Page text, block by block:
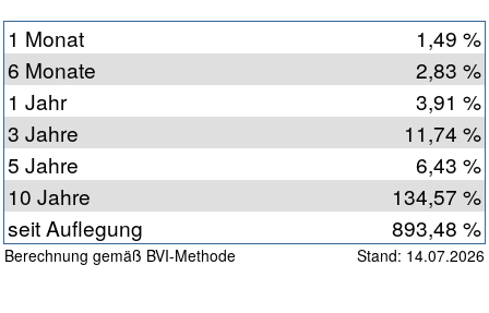
1 Monat
1,49 %
6 Monate
2,83 %
1 Jahr
3,91 %
3 Jahre
11,74 %
5 Jahre
6,43 %
10 Jahre
134,57 %
seit Auflegung
893,48 %
Berechnung gemäß BVI-Methode Stand: 14.07.2026